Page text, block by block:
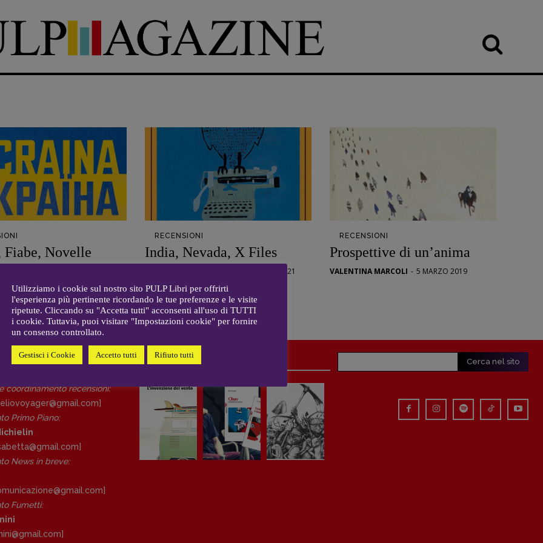
40
EDAZIONE
Walter Catalano
Costigliola, Anna da Re
Roberto Derobertis
Grasso
,Fabio Malagnini
Valentina Marcoli
Case editrici e coordinamento
recensioni:
Elio Grasso
[eliovoyager@gmail.com]
Elisabetta Michielin
[anna.dare.comunicazione@gmail.
Fabio Malagnini
[fabio.malagnini@gmail.
social media:
Fiabe, Novelle
- 8 MAGGIO 2022
RECENSIONI
India, Nevada, X Files
15 GENNAIO 2021
RECENSIONI
Prospettive di un’anima
VALENTINA MARCOLI - 5 MARZO 2019
coordinamento recensioni:
Primo Piano:
News in breve:
com]
Fumetti:
com]
DAL NOSTRO ARCHIVIO Cerca nel sito
Utilizziamo i cookie sul nostro sito PULP Libri per offrirti
l'esperienza più pertinente ricordando le tue preferenze e le visite
ripetute. Cliccando su "Accetta tutti" acconsenti all'uso di TUTTI
i cookie. Tuttavia, puoi visitare "Impostazioni cookie" per fornire
un consenso controllato.
Gestisci i Cookie Accetto tutti Rifiuto tutti